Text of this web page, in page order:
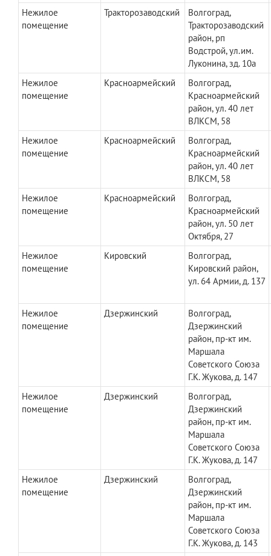
Нежилое
помещение
Тракторозаводский
Волгоград,
Тракторозаводский
район, рп
Водстрой, ул.им.
Луконина, зд. 10а
Нежилое
помещение
Красноармейский
Волгоград,
Красноармейский
район, ул. 40 лет
ВЛКСМ, 58
Нежилое
помещение
Красноармейский
Волгоград,
Красноармейский
район, ул. 40 лет
ВЛКСМ, 58
Нежилое
помещение
Красноармейский
Волгоград,
Красноармейский
район, ул. 50 лет
Октября, 27
Нежилое
помещение
Кировский
Волгоград,
Кировский район,
ул. 64 Армии, д. 137
Нежилое
помещение
Дзержинский
Волгоград,
Дзержинский
район, пр-кт им.
Маршала
Советского Союза
Г.К. Жукова, д. 147
Нежилое
помещение
Дзержинский
Волгоград,
Дзержинский
район, пр-кт им.
Маршала
Советского Союза
Г.К. Жукова, д. 147
Нежилое
помещение
Дзержинский
Волгоград,
Дзержинский
район, пр-кт им.
Маршала
Советского Союза
Г.К. Жукова, д. 143